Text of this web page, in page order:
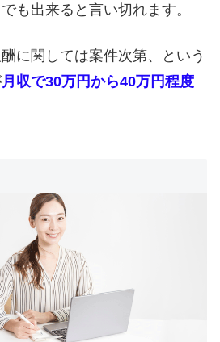
も出来ると言い切れます。
に関しては案件次第、という
月収で30万円から40万円程度